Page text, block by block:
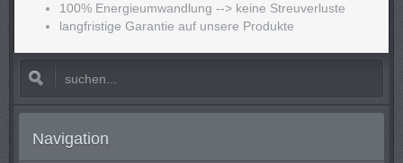
100% Energieumwandlung --> keine Streuverluste
langfristige Garantie auf unsere Produkte
Navigation